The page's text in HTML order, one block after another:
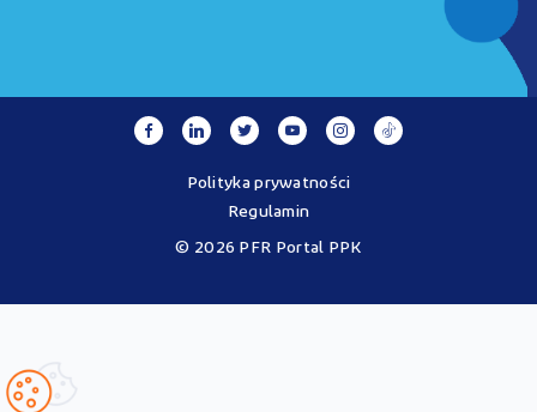
© 2026 PFR Portal PPK
Polityka prywatności
Regulamin
Ustawy o PPK przez operatora - PFR Portal PPK sp. z o.o., spółkę